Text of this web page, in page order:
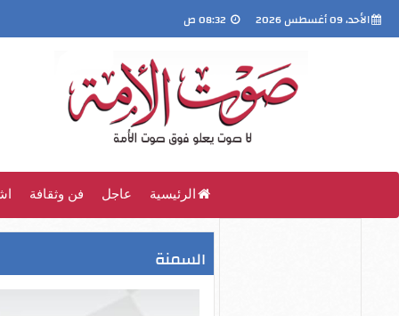
الأحد، 09 أغسطس 2026
الرئيسية عاجل فن وثقافة
السمنة